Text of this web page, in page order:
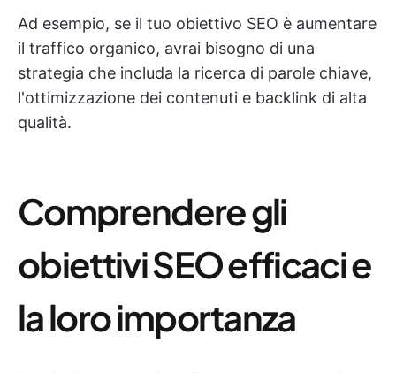
Ad esempio, se il tuo obiettivo SEO è aumentare
il traffico organico, avrai bisogno di una
strategia che includa la ricerca di parole chiave,
l'ottimizzazione dei contenuti e backlink di alta
qualità.
Comprendere gli
obiettivi SEO efficaci e
la loro importanza